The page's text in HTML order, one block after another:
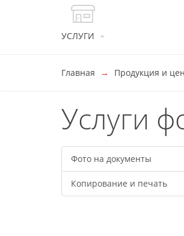
УСЛУГИ
Главная Продукция и
Услуги
Фото на документы
Копирование и печать